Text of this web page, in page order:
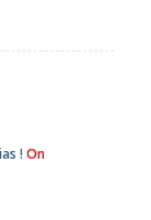
! On